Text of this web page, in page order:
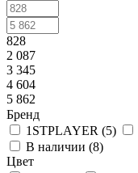
828
2 087
3 345
4 604
5 862
Бренд
1STPLAYER (5)
В наличии (8)
Цвет